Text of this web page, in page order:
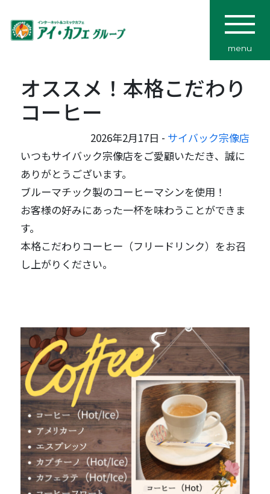
menu
オススメ！本格こだわり
コーヒー
2026年2月17日 - サイバック宗像店
いつもサイバック宗像店をご愛顧いただき、誠に
ありがとうございます。
ブルーマチック製のコーヒーマシンを使用！
お客様の好みにあった一杯を味わうことができま
す。
本格こだわりコーヒー（フリードリンク）をお召
し上がりください。